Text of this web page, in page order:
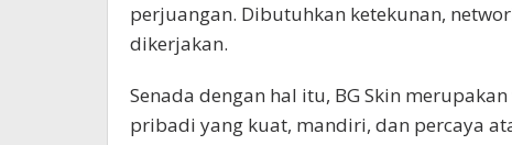
perjuangan. Dibutuhkan ketekunan,
dikerjakan.
Senada dengan hal itu, BG Skin
pribadi yang kuat, mandiri, dan percaya